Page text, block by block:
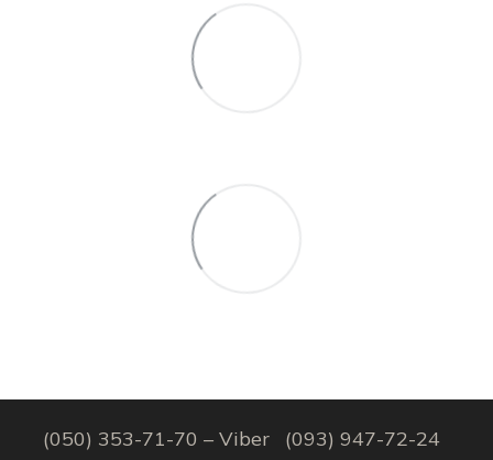
(050) 353-71-70 – Viber (093) 947-72-24